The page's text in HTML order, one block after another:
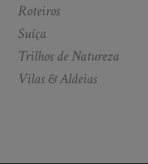
Roteiros
Suíça
Trilhos de Natureza
Vilas & Aldeias